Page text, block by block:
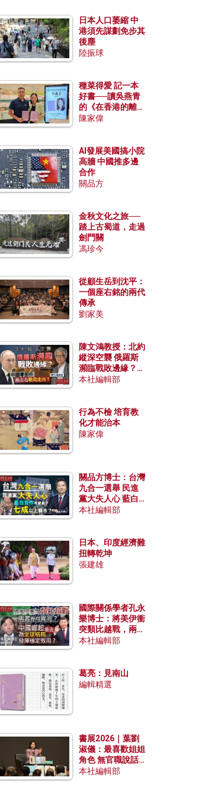
日本人口萎縮 中
港須先謀劃免步其
後塵
陸振球
種菜得愛 記一本
好書──讀吳燕青
的《在香港的離島
種菜》
陳家偉
AI發展美國搞小院
高牆 中國推多邊
合作
關品方
金秋文化之旅──
踏上古蜀道，走過
劍門關
馮珍今
從顧生岳到沈平：
一個座右銘的兩代
傳承
劉家美
陳文鴻教授：北約
縱深空襲 俄羅斯
瀕臨戰敗邊緣？中
國零部件能左右戰
本社編輯部
行為不檢 培育教
化才能治本
陳家偉
關品方博士：台灣
九合一選舉 民進
黨大失人心 藍白
合作有望拿下七成
本社編輯部
日本、印度經濟難
扭轉乾坤
張建雄
國際關係學者孔永
樂博士：將美伊衝
突類比越戰，兩者
有何異同？中國崛
本社編輯部
葛亮：見南山
編輯精選
書展2026｜葉劉
淑儀：最喜歡姐姐
角色 無官職說話
包袱少
本社編輯部